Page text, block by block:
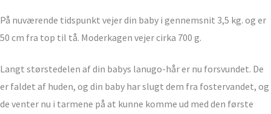
På nuværende tidspunkt vejer din baby i gennemsnit 3,5 kg. og er
50 cm fra top til tå. Moderkagen vejer cirka 700 g.
Langt størstedelen af din babys lanugo-hår er nu forsvundet. De
er faldet af huden, og din baby har slugt dem fra fostervandet, og
de venter nu i tarmene på at kunne komme ud med den første